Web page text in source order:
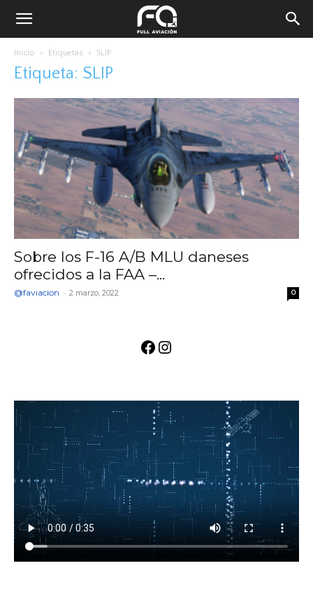
Inicio Etiquetas SLIP
Etiqueta: SLIP
Sobre los F-16 A/B MLU daneses
ofrecidos a la FAA –...
@faviacion - 2 marzo, 2022 0
Facebook
Instagram